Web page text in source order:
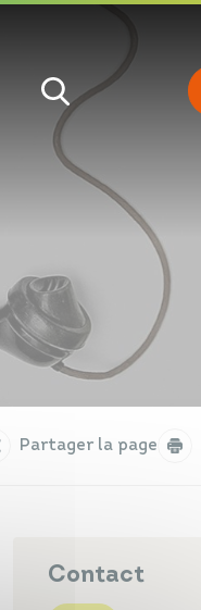
Partager la page
Contact